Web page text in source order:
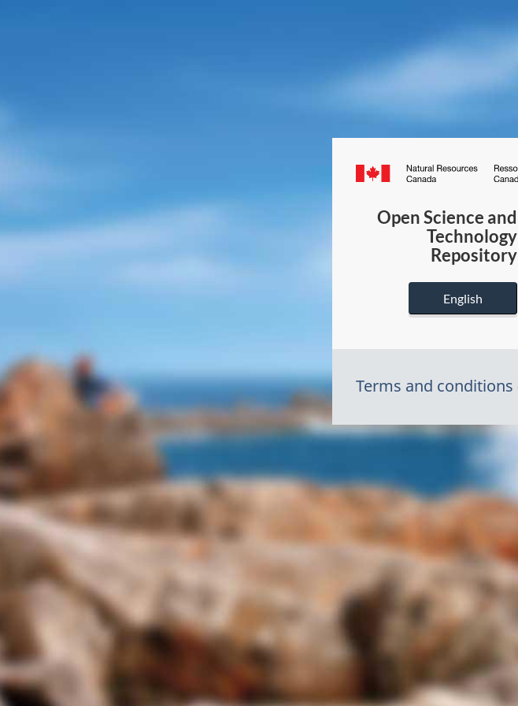
Canada.ca
Open Science and
Technology
Repository
English
Terms and conditions